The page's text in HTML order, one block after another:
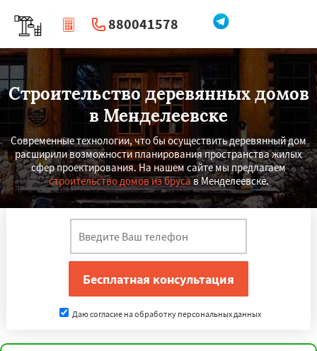
880041578
| Перезвоните мне
Строительство деревянных домов
в Менделеевске
Современные технологии, что бы осуществить деревянный дом
расширили возможности планирования пространства жилых
сфер проектирования. На нашем сайте мы предлагаем
строительство домов из брусав Менделеевске.
Даю согласие на обработку персональных данных